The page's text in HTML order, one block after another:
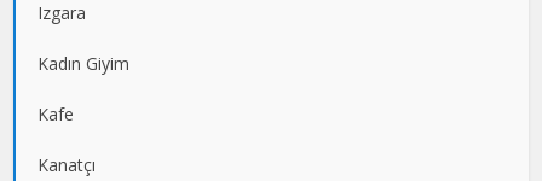
Izgara
Kadın Giyim
Kafe
Kanatçı